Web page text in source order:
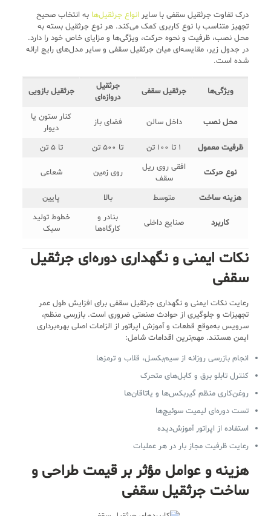
درک تفاوت جرثقیل سقفی با سایرانواع جرثقیل‌ها به انتخاب صحیح
تجهیز متناسب با نوع کاربری کمک می‌کند. هر نوع جرثقیل بسته به
محل نصب، ظرفیت و نحوه حرکت، ویژگی‌ها و مزایای خاص خود را دارد.
در جدول زیر، مقایسه‌ای میان جرثقیل سقفی و سایر مدل‌های رایج ارائه
شده است.
ویژگی‌ها جرثقیل سقفی
جرثقیل
دروازه‌ای
جرثقیل بازویی
محل نصب داخل سالن فضای باز
کنار ستون یا
دیوار
ظرفیت معمول
1 تا 100 تن تا 500 تن تا 5 تن
نوع حرکت
افقی روی ریل
سقف
روی زمین شعاعی
هزینه ساخت متوسط بالا پایین
کاربرد صنایع داخلی
بنادر و
کارگاه‌ها
خطوط تولید
سبک
نکات ایمنی و نگهداری دوره‌ای جرثقیل
سقفی
رعایت نکات ایمنی و نگهداری جرثقیل سقفی برای افزایش طول عمر
تجهیزات و جلوگیری از حوادث صنعتی ضروری است. بازرسی منظم،
سرویس به‌موقع قطعات و آموزش اپراتور از الزامات اصلی بهره‌برداری
ایمن هستند. مهم‌ترین اقدامات شامل:
انجام بازرسی روزانه از سیم‌بکسل، قلاب و ترمزها
کنترل تابلو برق و کابل‌های متحرک
روغن‌کاری منظم گیربکس‌ها و یاتاقان‌ها
تست دوره‌ای لیمیت سوئیچ‌ها
استفاده از اپراتور آموزش‌دیده
رعایت ظرفیت مجاز بار در هر عملیات
هزینه و عوامل مؤثر بر قیمت طراحی و
ساخت جرثقیل سقفی